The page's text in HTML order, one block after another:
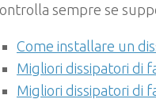
sempre se
Come installare un
Migliori dissipatori di
Migliori dissipatori di